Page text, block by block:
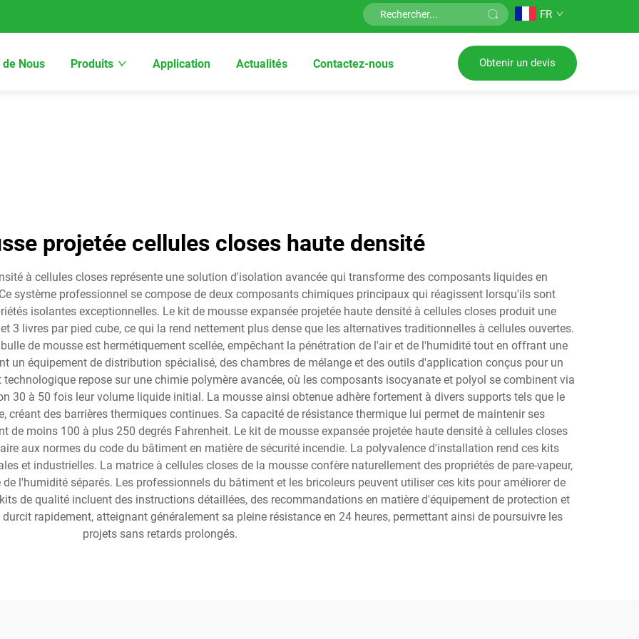
FR
Nous Produits Application Actualités Contactez-nous Obtenir un devis
projetée cellules closes haute densité
à cellules closes représente une solution d'isolation avancée qui transforme des composants liquides en
système professionnel se compose de deux composants chimiques principaux qui réagissent lorsqu'ils sont
isolantes exceptionnelles. Le kit de mousse expansée projetée haute densité à cellules closes produit une
3 livres par pied cube, ce qui la rend nettement plus dense que les alternatives traditionnelles à cellules ouvertes.
de mousse est hermétiquement scellée, empêchant la pénétration de l'air et de l'humidité tout en offrant une
un équipement de distribution spécialisé, des chambres de mélange et des outils d'application conçus pour un
repose sur une chimie polymère avancée, où les composants isocyanate et polyol se combinent via
30 à 50 fois leur volume liquide initial. La mousse ainsi obtenue adhère fortement à divers supports tels que le
créant des barrières thermiques continues. Sa capacité de résistance thermique lui permet de maintenir ses
de moins 100 à plus 250 degrés Fahrenheit. Le kit de mousse expansée projetée haute densité à cellules closes
aux normes du code du bâtiment en matière de sécurité incendie. La polyvalence d'installation rend ces kits
et industrielles. La matrice à cellules closes de la mousse confère naturellement des propriétés de pare-vapeur,
l'humidité séparés. Les professionnels du bâtiment et les bricoleurs peuvent utiliser ces kits pour améliorer de
de qualité incluent des instructions détaillées, des recommandations en matière d'équipement de protection et
rapidement, atteignant généralement sa pleine résistance en 24 heures, permettant ainsi de poursuivre les
projets sans retards prolongés.